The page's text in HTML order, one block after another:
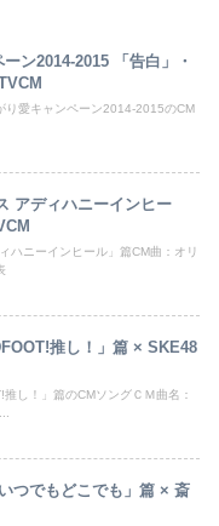
ン2014-2015 「告白」・
り愛キャンペーン2014-2015のCM
アディハニーインヒー
ハニーインヒール」篇CM曲：オリ
推し！」篇 × SKE48
し！」篇のCMソングＣＭ曲名：
つでもどこでも」篇 × 斎